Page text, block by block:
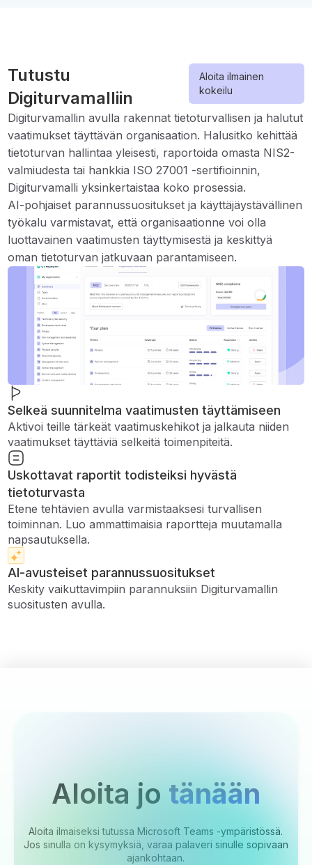
Tutustu
Digiturvamalliin
Aloita ilmainen
kokeilu
Digiturvamallin avulla rakennat tietoturvallisen ja halutut
vaatimukset täyttävän organisaation. Halusitko kehittää
tietoturvan hallintaa yleisesti, raportoida omasta NIS2-
valmiudesta tai hankkia ISO 27001 -sertifioinnin,
Digiturvamalli yksinkertaistaa koko prosessia.
AI-pohjaiset parannussuositukset ja käyttäjäystävällinen
työkalu varmistavat, että organisaationne voi olla
luottavainen vaatimusten täyttymisestä ja keskittyä
oman tietoturvan jatkuvaan parantamiseen.
Selkeä suunnitelma vaatimusten täyttämiseen
Aktivoi teille tärkeät vaatimuskehikot ja jalkauta niiden
vaatimukset täyttäviä selkeitä toimenpiteitä.
Uskottavat raportit todisteiksi hyvästä
tietoturvasta
Etene tehtävien avulla varmistaaksesi turvallisen
toiminnan. Luo ammattimaisia ​​raportteja muutamalla
napsautuksella.
AI-avusteiset parannussuositukset
Keskity vaikuttavimpiin parannuksiin Digiturvamallin
suositusten avulla.
Aloita jo tänään
Aloita ilmaiseksi tutussa Microsoft Teams -ympäristössä.
Jos sinulla on kysymyksiä, varaa palaveri sinulle sopivaan
ajankohtaan.